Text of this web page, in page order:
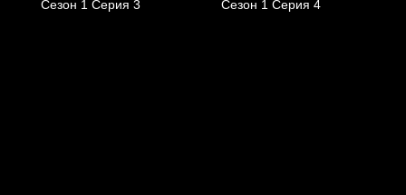
Сезон 1 Серия 3 Сезон 1 Серия 4